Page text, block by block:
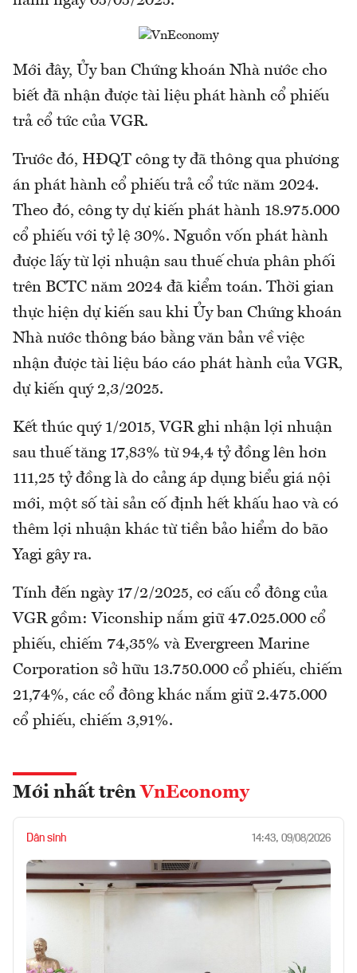
Mới đây, Ủy ban Chứng khoán Nhà nước cho
biết đã nhận được tài liệu phát hành cổ phiếu
trả cổ tức của VGR.
Trước đó, HĐQT công ty đã thông qua phương
án phát hành cổ phiếu trả cổ tức năm 2024.
Theo đó, công ty dự kiến phát hành 18.975.000
cổ phiếu với tỷ lệ 30%. Nguồn vốn phát hành
được lấy từ lợi nhuận sau thuế chưa phân phối
trên BCTC năm 2024 đã kiểm toán. Thời gian
thực hiện dự kiến sau khi Ủy ban Chứng khoán
Nhà nước thông báo bằng văn bản về việc
nhận được tài liệu báo cáo phát hành của VGR,
dự kiến quý 2,3/2025.
Kết thúc quý 1/2015, VGR ghi nhận lợi nhuận
sau thuế tăng 17,83% từ 94,4 tỷ đồng lên hơn
111,25 tỷ đồng là do cảng áp dụng biểu giá nội
mới, một số tài sản cố định hết khấu hao và có
thêm lợi nhuận khác từ tiền bảo hiểm do bão
Yagi gây ra.
Tính đến ngày 17/2/2025, cơ cấu cổ đông của
VGR gồm: Viconship nắm giữ 47.025.000 cổ
phiếu, chiếm 74,35% và Evergreen Marine
Corporation sở hữu 13.750.000 cổ phiếu, chiếm
21,74%, các cổ đông khác nắm giữ 2.475.000
cổ phiếu, chiếm 3,91%.
Mới nhất trên VnEconomy
Dân sinh 14:43, 09/08/2026